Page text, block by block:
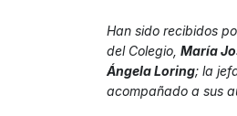
Han sido recibidos
del Colegio, María
Ángela Loring; la
acompañado a sus